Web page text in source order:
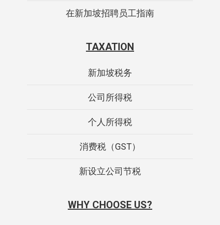
在新加坡招聘员工指南
TAXATION
新加坡税务
公司所得税
个人所得税
消费税（GST）
新设立公司节税
WHY CHOOSE US?